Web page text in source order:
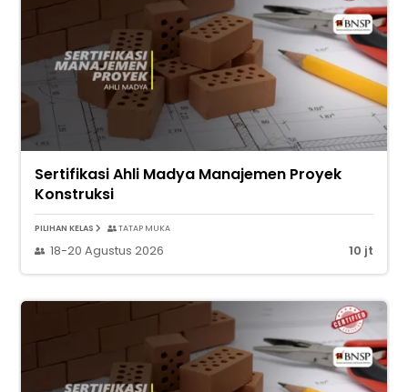
Sertifikasi Ahli Madya Manajemen Proyek
Konstruksi
PILIHAN KELAS TATAP MUKA
18-20 Agustus 2026 10 jt